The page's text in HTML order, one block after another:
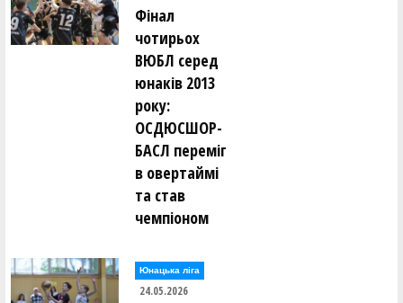
Фінал
чотирьох
ВЮБЛ серед
юнаків 2013
року:
ОСДЮСШОР-
БАСЛ переміг
в овертаймі
та став
чемпіоном
Юнацька ліга
24.05.2026